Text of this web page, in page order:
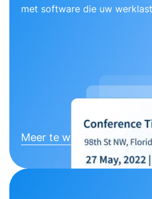
met software die uw
Meer te weten komen